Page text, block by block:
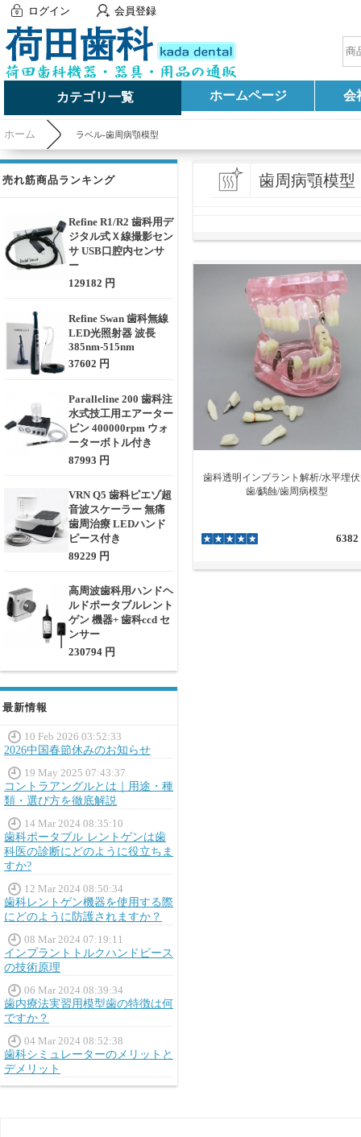
ログイン 会員登録
カテゴリ一覧 ホームページ 会
ホーム ラベル-歯周病顎模型
売れ筋商品ランキング
Refine R1/R2 歯科用デ
ジタル式Ｘ線撮影セン
サ USB口腔内センサ
ー
129182 円
Refine Swan 歯科無線
LED光照射器 波長
385nm-515nm
37602 円
Paralleline 200 歯科注
水式技工用エアーター
ビン 400000rpm ウォ
ーターボトル付き
87993 円
VRN Q5 歯科ピエゾ超
音波スケーラー 無痛
歯周治療 LEDハンド
ピース付き
89229 円
高周波歯科用ハンドヘ
ルドポータブルレント
ゲン 機器+ 歯科ccd セ
ンサー
230794 円
最新情報
10 Feb 2026 03:52:33
2026中国春節休みのお知らせ
19 May 2025 07:43:37
コントラアングルとは｜用途・種
類・選び方を徹底解説
14 Mar 2024 08:35:10
歯科ポータブル レントゲンは歯
科医の診断にどのように役立ちま
すか?
12 Mar 2024 08:50:34
歯科レントゲン機器を使用する際
にどのように防護されますか？
08 Mar 2024 07:19:11
インプラントトルクハンドピース
の技術原理
06 Mar 2024 08:39:34
歯内療法実習用模型歯の特徴は何
ですか？
04 Mar 2024 08:52:38
歯科シミュレーターのメリットと
デメリット
歯周病顎模型
歯科透明インプラント解析/水平埋
歯/齲蝕/歯周病模型
6382